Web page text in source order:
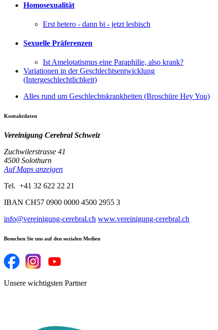
Homosexualität
Erst hetero - dann bi - jetzt lesbisch
Sexuelle Präferenzen
Ist Amelotatismus eine Paraphilie, also krank?
Variationen in der Geschlechtsentwicklung
(Intergeschlechtlichkeit)
Alles rund um Geschlechtskrankheiten (Broschüre Hey You)
Kontaktdaten
Vereinigung Cerebral Schweiz
Zuchwilerstrasse 41
4500 Solothurn
Auf Maps anzeigen
Tel. +41 32 622 22 21
IBAN CH57 0900 0000 4500 2955 3
info@vereinigung-cerebral.ch www.vereinigung-cerebral.ch
Besuchen Sie uns auf den sozialen Medien
Unsere wichtigsten Partner